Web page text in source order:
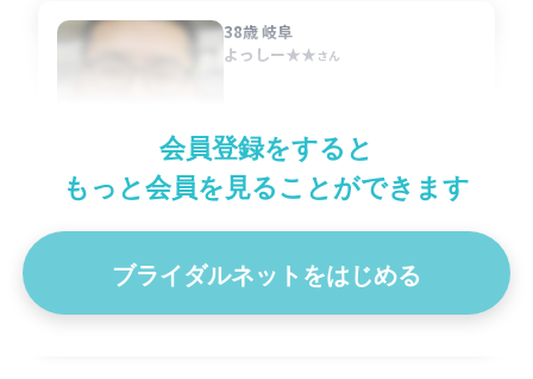
38歳 岐阜
よっしー★★ さん
年収700～800万
身長 170cm
会員登録をすると
もっと会員を見ることができます
ブライダルネットをはじめる